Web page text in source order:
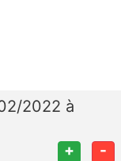
2022 à
+ -